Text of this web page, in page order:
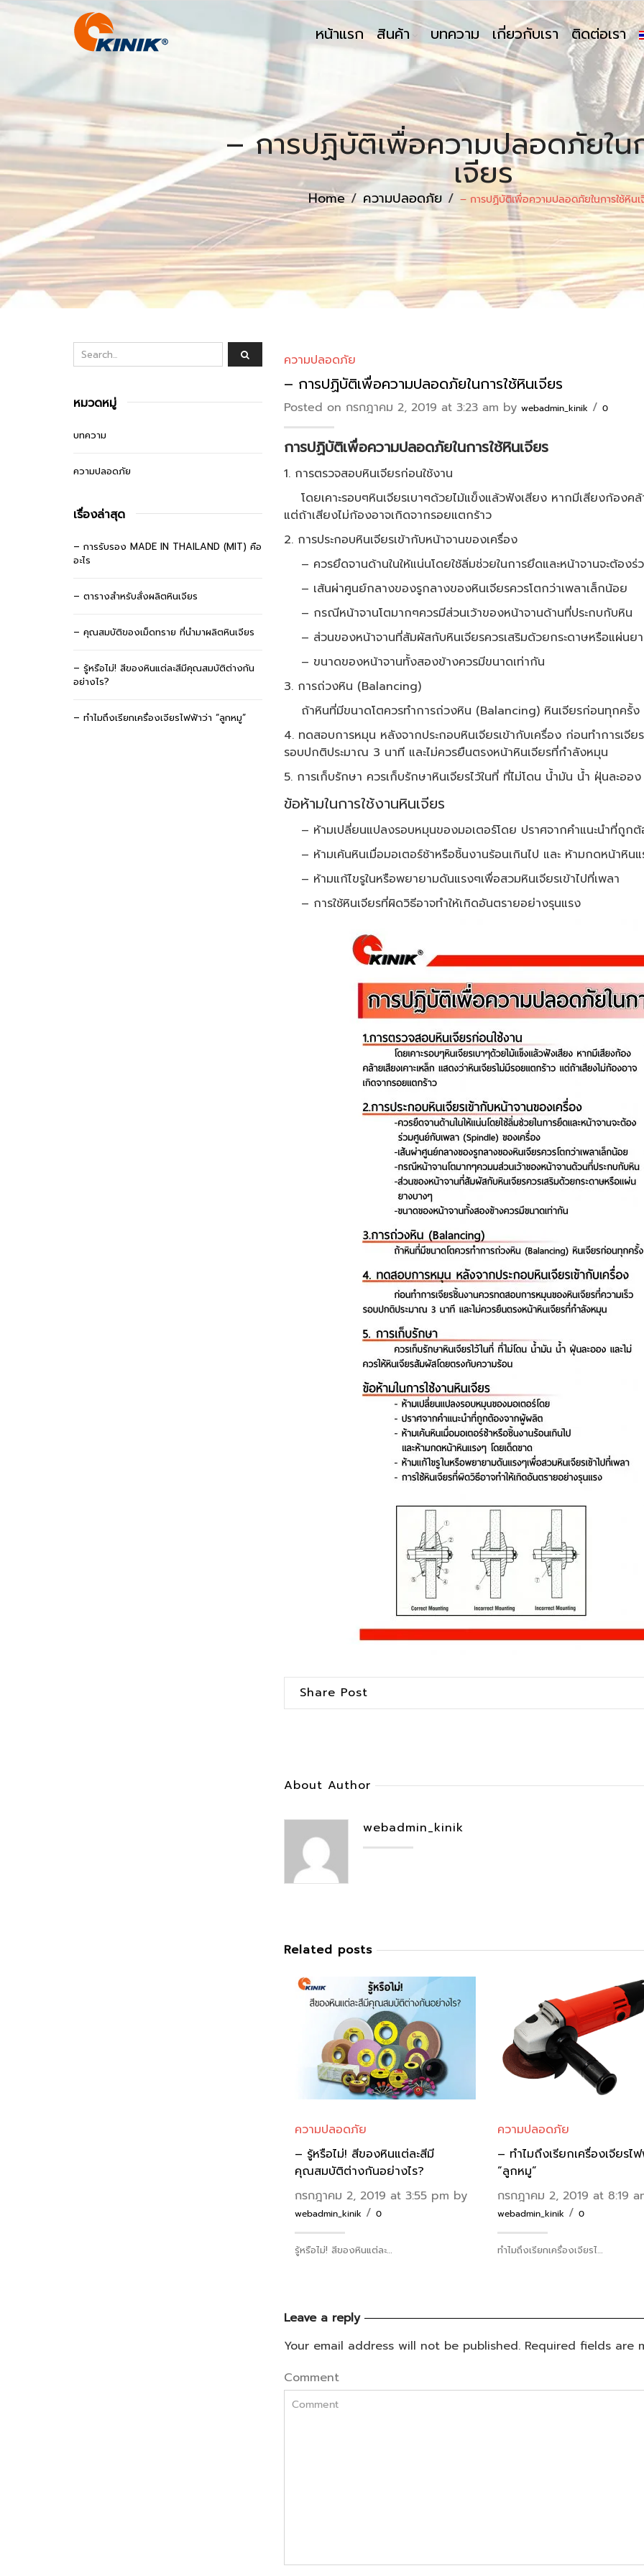
หน้าแรก สินค้า บทความ เกี่ยวกับเรา ติดต่อเรา
– การปฏิบัติเพื่อความปลอดภัยใน
เจียร
Home / ความปลอดภัย / – การปฏิบัติเพื่อความปลอดภัยในการใช้หินเ
ความปลอดภัย
– การปฏิบัติเพื่อความปลอดภัยในการใช้หินเจียร
Posted on กรกฎาคม 2, 2019 at 3:23 am by webadmin_kinik / 0
การปฏิบัติเพื่อความปลอดภัยในการใช้หินเจียร
1. การตรวจสอบหินเจียรก่อนใช้งาน
โดยเคาะรอบๆหินเจียรเบาๆด้วยไม้แข็งแล้วฟังเสียง หากมีเสียงก้องคล้
แต่ถ้าเสียงไม่ก้องอาจเกิดจากรอยแตกร้าว
2. การประกอบหินเจียรเข้ากับหน้าจานของเครื่อง
– ควรยึดจานด้านในให้แน่นโดยใช้ลิ่มช่วยในการยึดและหน้าจานจะต้อง
– เส้นผ่าศูนย์กลางของรูกลางของหินเจียรควรโตกว่าเพลาเล็กน้อย
– กรณีหน้าจานโตมากๆควรมีส่วนเว้าของหน้าจานด้านที่ประกบกับหิน
– ส่วนของหน้าจานที่สัมผัสกับหินเจียรควรเสริมด้วยกระดาษหรือแผ่นย
– ขนาดของหน้าจานทั้งสองข้างควรมีขนาดเท่ากัน
3. การถ่วงหิน (Balancing)
ถ้าหินที่มีขนาดโตควรทำการถ่วงหิน (Balancing) หินเจียรก่อนทุกครั้ง
4. ทดสอบการหมุน หลังจากประกอบหินเจียรเข้ากับเครื่อง ก่อนทำการเจี
รอบปกติประมาณ 3 นาที และไม่ควรยืนตรงหน้าหินเจียรที่กำลังหมุน
5. การเก็บรักษา ควรเก็บรักษาหินเจียรไว้ในที่ ที่ไม่โดน น้ำมัน น้ำ ฝุ่นละออ
ข้อห้ามในการใช้งานหินเจียร
– ห้ามเปลี่ยนแปลงรอบหมุนของมอเตอร์โดย ปราศจากคำแนะนำที่ถูก
– ห้ามเค้นหินเมื่อมอเตอร์ช้าหรือชิ้นงานร้อนเกินไป และ ห้ามกดหน้าหิน
– ห้ามแก้ไขรูในหรือพยายามดันแรงๆเพื่อสวมหินเจียรเข้าไปที่เพลา
– การใช้หินเจียรที่ผิดวิธีอาจทำให้เกิดอันตรายอย่างรุนแรง
Share Post
About Author
webadmin_kinik
Related posts
ความปลอดภัย
– รู้หรือไม่! สีของหินแต่ละสีมี
คุณสมบัติต่างกันอย่างไร?
กรกฎาคม 2, 2019 at 3:55 pm by
webadmin_kinik / 0
รู้หรือไม่! สีของหินแต่ละ…
ความปลอดภัย
– ทำไมถึงเรียกเครื่องเจียรไ
“ลูกหมู”
กรกฎาคม 2, 2019 at 8:19
webadmin_kinik /0
ทำไมถึงเรียกเครื่องเจียรไ…
Leave a reply
Your email address will not be published. Required fields are
Comment
หมวดหมู่
บทความ
ความปลอดภัย
เรื่องล่าสุด
– การรับรอง MADE IN THAILAND (MIT) คือ
อะไร
– ตารางสำหรับสั่งผลิตหินเจียร
– คุณสมบัติของเม็ดทราย ที่นำมาผลิตหินเจียร
– รู้หรือไม่! สีของหินแต่ละสีมีคุณสมบัติต่างกัน
อย่างไร?
– ทำไมถึงเรียกเครื่องเจียรไฟฟ้าว่า “ลูกหมู”